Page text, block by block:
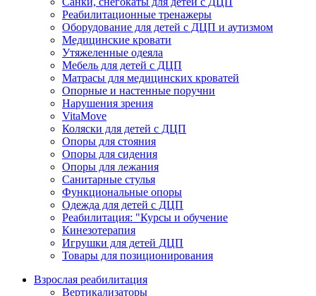
Реабилитационные тренажеры
Оборудование для детей с ДЦП и аутизмом
Медицинские кровати
Утяжеленные одеяла
Мебель для детей с ДЦП
Матрасы для медицинских кроватей
Опорные и настенные поручни
Нарушения зрения
VitaMove
Коляски для детей с ДЦП
Опоры для стояния
Опоры для сидения
Опоры для лежания
Санитарные стулья
Функциональные опоры
Одежда для детей с ДЦП
Реабилитация: "Курсы и обучение
Кинезотерапия
Игрушки для детей ДЦП
Товары для позиционирования
Взрослая реабилитация
Вертикализаторы